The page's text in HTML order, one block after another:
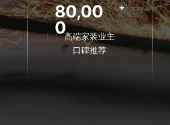
80,00
0
+
高端家装业主
口碑推荐